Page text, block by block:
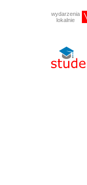
wydarzenia
lokalnie